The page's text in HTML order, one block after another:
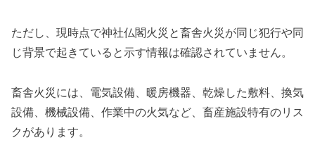
ただし、現時点で神社仏閣火災と畜舎火災が同じ犯行や同
じ背景で起きていると示す情報は確認されていません。
畜舎火災には、電気設備、暖房機器、乾燥した敷料、換気
設備、機械設備、作業中の火気など、畜産施設特有のリス
クがあります。